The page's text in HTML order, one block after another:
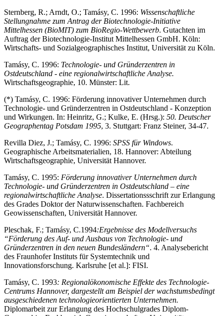
Sternberg, R.; Arndt, O.; Tamásy, C. 1996: Wissenschaftliche
Stellungnahme zum Antrag der Biotechnologie-Initiative
Mittelhessen (BioMIT) zum BioRegio-Wettbewerb. Gutachten im
Auftrag der Biotechnologie-Institut Mittelhessen GmbH. Köln:
Wirtschafts- und Sozialgeographisches Institut, Universität zu Köln.
Tamásy, C. 1996: Technologie- und Gründerzentren in
Ostdeutschland - eine regionalwirtschaftliche Analyse.
Wirtschaftsgeographie, 10. Münster: Lit.
(*) Tamásy, C. 1996: Förderung innovativer Unternehmen durch
Technologie- und Gründerzentren in Ostdeutschland - Konzeption
und Wirkungen. In: Heinritz, G.; Kulke, E. (Hrsg.): 50. Deutscher
Geographentag Potsdam 1995, 3. Stuttgart: Franz Steiner, 34-47.
Revilla Diez, J.; Tamásy, C. 1996: SPSS für Windows.
Geographische Arbeitsmaterialien, 18. Hannover: Abteilung
Wirtschaftsgeographie, Universität Hannover.
Tamásy, C. 1995: Förderung innovativer Unternehmen durch
Technologie- und Gründerzentren in Ostdeutschland – eine
regionalwirtschaftliche Analyse. Dissertationssschrift zur Erlangung
des Grades Doktor der Naturwissenschaften. Fachbereich
Geowissenschaften, Universität Hannover.
Pleschak, F.; Tamásy, C.1994:Ergebnisse des Modellversuchs
“Förderung des Auf- und Ausbaus von Technologie- und
Gründerzentren in den neuen Bundesländern“. 4. Analysebericht
des Fraunhofer Instituts für Systemtechnik und
Innovationsforschung. Karlsruhe [et al.]: FISI.
Tamásy, C. 1993: Regionalökonomische Effekte des Technologie-
Centrums Hannover, dargestellt am Beispiel der wachstumsbedingt
ausgeschiedenen technologieorientierten Unternehmen.
Diplomarbeit zur Erlangung des Hochschulgrades Diplom-